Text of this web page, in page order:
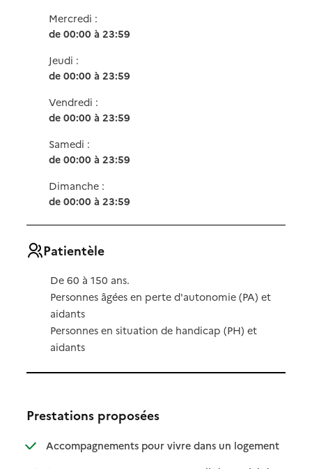
Mercredi :
de 00:00 à 23:59
Jeudi :
de 00:00 à 23:59
Vendredi :
de 00:00 à 23:59
Samedi :
de 00:00 à 23:59
Dimanche :
de 00:00 à 23:59
Patientèle
De 60 à 150 ans.
Personnes âgées en perte d'autonomie (PA) et
aidants
Personnes en situation de handicap (PH) et
aidants
Prestations proposées
Accompagnements pour vivre dans un logement
:
: non